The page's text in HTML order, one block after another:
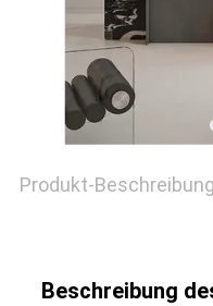
Produkt-Beschreibung
Beschreibung